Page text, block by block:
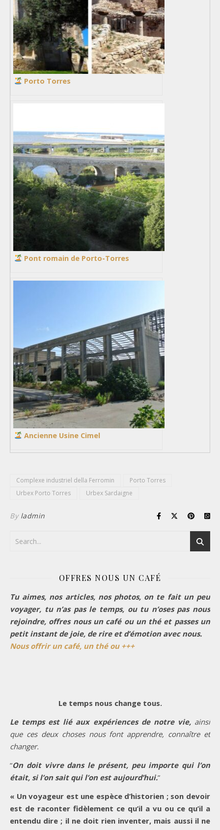
Porto Torres
Pont romain de Porto-Torres
Ancienne Usine Cimel
Complexe industriel della Ferromin
Porto Torres
Urbex Porto Torres
Urbex Sardaigne
By ladmin
OFFRES NOUS UN CAFÉ
Tu aimes, nos articles, nos photos, on te fait un peu
voyager, tu n’as pas le temps, ou tu n’oses pas nous
rejoindre, offres nous un café ou un thé et passes un
petit instant de joie, de rire et d’émotion avec nous.
Nous offrir un café, un thé ou +++
Le temps nous change tous.
Le temps est lié aux expériences de notre vie, ainsi
que ces deux choses nous font apprendre, connaître et
changer.
“On doit vivre dans le présent, peu importe qui l’on
était, si l’on sait qui l’on est aujourd’hui.”
« Un voyageur est une espèce d’historien ; son devoir
est de raconter fidèlement ce qu’il a vu ou ce qu’il a
entendu dire ; il ne doit rien inventer, mais aussi il ne